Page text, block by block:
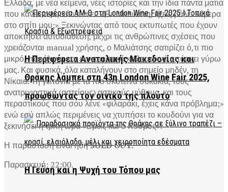
Η Περιφέρεια Ανατολικής Μακεδονίας και
Θράκης λάμπει στη 43η London Wine Fair 2025,
προωθώντας τον οινικό της πλούτο
Η Γεύση και η Ψυχή του Τόπου μας
Ελλάδα, με νέα κείμενα, νέες ιστορίες και την ίδια πάντα ματιά
που κάνει το κοινό να λέει: «Ρε Μαλιάτση, έχεις βάλει κάμερα
στο σπίτι μου;» Ξεκινώντας από τους εκτυπωτές που έχουν
αποκτήσει αυτοδιάθεση, μέχρι τις ανθρώπινες σχέσεις που
χρειάζονται manual χρήσης, ο Μαλιάτσης σατιρίζει ό,τι πιο
μικρό, παράλογο και εκνευριστικά καθημερινό υπάρχει γύρω
μας. Και φυσικά, όλα καταλήγουν στο σημείο μηδέν, τη
Νίκαια. Τη γειτονιά με τα πιο σκοτεινά σοκάκια, τους
ανατριχιαστικά (αστείους) αστικούς μύθους, και τους
περαστικούς που σου λένε «φιλαράκι, έχεις κάνα πρόβλημα;»
ενώ εσύ απλώς περιμένεις να χτυπήσει το κουδούνι για να
ξεκινήσει η τρίτη ώρα «Εμείς και ο Κόσμος».
Η παράσταση είναι ήδηSOLD OUT.
Παρασκευή: 22:00.